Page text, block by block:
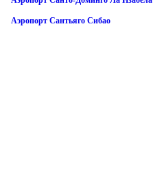
Аэропорт Сантьяго Сибао